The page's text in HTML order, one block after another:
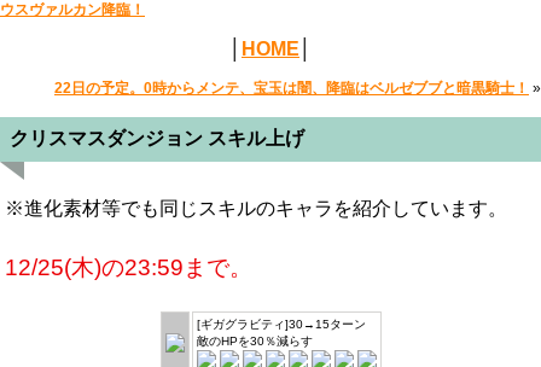
ウスヴァルカン降臨！
HOME
22日の予定。0時からメンテ、宝玉は闇、降臨はベルゼブブと暗黒騎士！ »
クリスマスダンジョン スキル上げ
※進化素材等でも同じスキルのキャラを紹介しています。
12/25(木)の23:59まで。
[ギガグラビティ]30→15ターン
敵のHPを30％減らす